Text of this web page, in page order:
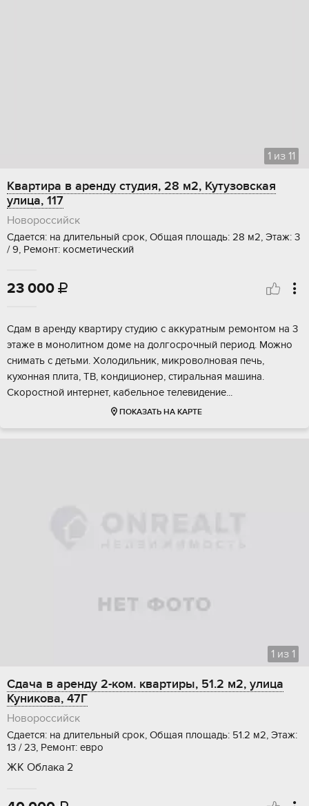
1 из 11
Квартира в аренду студия, 28 м2, Кутузовская
улица, 117
Новороссийск
Сдается: на длительный срок, Общая площадь: 28 м2, Этаж: 3
/ 9, Ремонт: косметический
23 000 
Сдам в аренду квартиру студию с аккуратным ремонтом на 3
этаже в монолитном доме на долгосрочный период. Можно
снимать с детьми. Холодильник, микроволновая печь,
кухонная плита, ТВ, кондиционер, стиральная машина.
Скоростной интернет, кабельное телевидение...
ПОКАЗАТЬ НА КАРТЕ
1 из 1
Сдача в аренду 2-ком. квартиры, 51.2 м2, улица
Куникова, 47Г
Новороссийск
Сдается: на длительный срок, Общая площадь: 51.2 м2, Этаж:
13 / 23, Ремонт: евро
ЖК Облака 2